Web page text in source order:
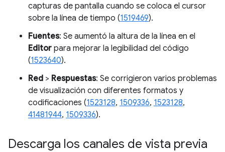
capturas de pantalla cuando se coloca el cursor
sobre la línea de tiempo (1519469).
Fuentes: Se aumentó la altura de la línea en el
Editor para mejorar la legibilidad del código
(1523640).
Red > Respuestas: Se corrigieron varios problemas
de visualización con diferentes formatos y
codificaciones (1523128, 1509336, 1523128,
41481944, 1509336).
Descarga los canales de vista previa